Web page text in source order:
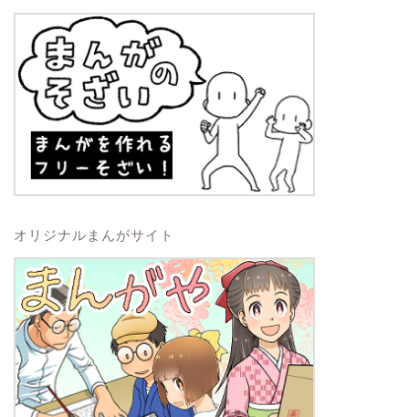
オリジナルまんがサイト